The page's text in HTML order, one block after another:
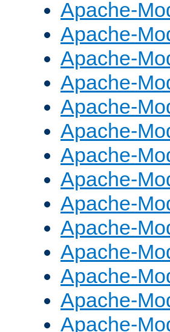
Apache-
Apache-
Apache-
Apache-
Apache-
Apache-
Apache-
Apache-
Apache-
Apache-
Apache-
Apache-
Apache-
Apache-